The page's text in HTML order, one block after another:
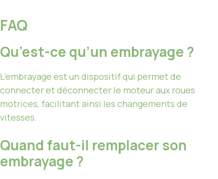
FAQ
Qu’est-ce qu’un embrayage ?
L’embrayage est un dispositif qui permet de
connecter et déconnecter le moteur aux roues
motrices, facilitant ainsi les changements de
vitesses.
Quand faut-il remplacer son
embrayage ?